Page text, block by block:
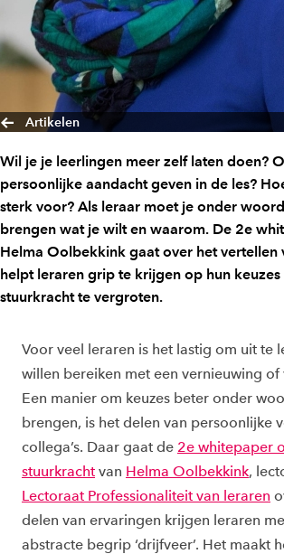
Artikelen
Wil je je leerlingen meer zelf laten doen?
persoonlijke aandacht geven in de les?
sterk voor? Als leraar moet je onder
brengen wat je wilt en waarom. De 2e
Helma Oolbekkink gaat over het vertellen
helpt leraren grip te krijgen op hun keuzes
stuurkracht te vergroten.
Voor veel leraren is het lastig om uit te
willen bereiken met een vernieuwing of
Een manier om keuzes beter onder
brengen, is het delen van persoonlijke
collega’s. Daar gaat de 2e whitepaper
stuurkracht van Helma Oolbekkink,
Lectoraat Professionaliteit van leraren
delen van ervaringen krijgen leraren
abstracte begrip ‘drijfveer’. Het maakt